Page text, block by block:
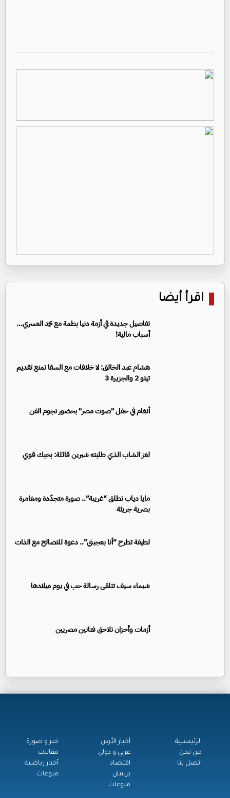
اقرأ أيضا
تفاصيل جديدة في أزمة دنيا بطمة مع محمد العسري...
أسباب مالية!
هشام عبد الخالق: لا خلافات مع السقا تمنع تقديم
تيتو 2 والجزيرة 3
أنغام في حفل "صوت مصر" بحضور نجوم الفن
لغز الشاب الذي طلبته شيرين قائلة: بحبك قوي
مايا دياب تطلق “غريبة”.. صورة متجدّدة ومغامرة
بصرية جريئة
لطيفة تطرح “أنا بعجبني”.. دعوة للتصالح مع الذات
شيماء سيف تتلقى رسالة حب في يوم ميلادها
أزمات وأحزان تلاحق فنانين مصريين
الرئيســية
من نحن
اتصل بنا
أخبار الأردن
عربي و دولي
اقتصاد
برلمان
منوعات
خبر و صورة
مقالات
أخبار رياضية
منوعات